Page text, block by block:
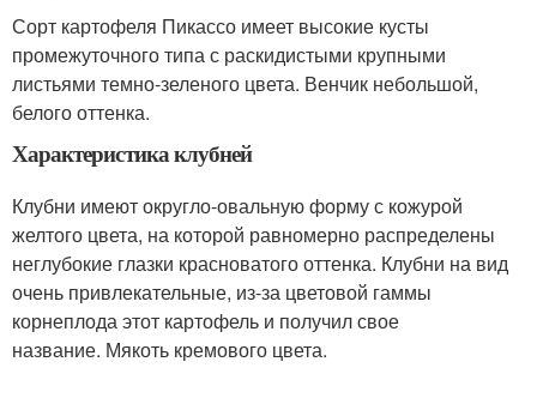
Сорт картофеля Пикассо имеет высокие кусты
промежуточного типа с раскидистыми крупными
листьями темно-зеленого цвета. Венчик небольшой,
белого оттенка.
Характеристика клубней
Клубни имеют округло-овальную форму с кожурой
желтого цвета, на которой равномерно распределены
неглубокие глазки красноватого оттенка. Клубни на вид
очень привлекательные, из-за цветовой гаммы
корнеплода этот картофель и получил свое
название. Мякоть кремового цвета.